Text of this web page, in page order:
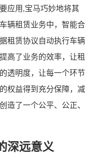
应用,宝马巧妙地将其
辆租赁业务中，智能合
租赁协议自动执行车辆
高了业务的效率，让租
透明度，让每一个环节
权益得到充分保障，减
造了一个公平、公正、
深远意义